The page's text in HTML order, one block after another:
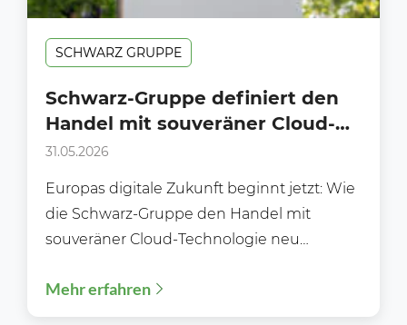
SCHWARZ GRUPPE
Schwarz-Gruppe definiert den
Handel mit souveräner Cloud-
Technologie neu
31.05.2026
Europas digitale Zukunft beginnt jetzt: Wie
die Schwarz-Gruppe den Handel mit
souveräner Cloud-Technologie neu
niederländischen
Telekommunikationsunternehmen KPN...
Mehr erfahren